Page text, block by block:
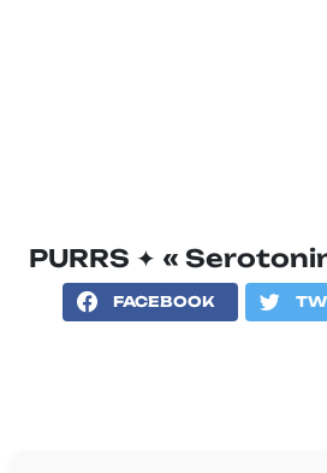
PURRS ✦ «
FACEBOOK